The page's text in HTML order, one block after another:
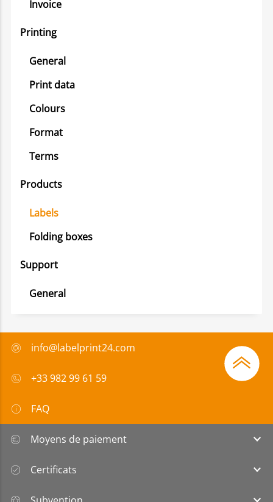
Invoice
Printing
General
Print data
Colours
Format
Terms
Products
Labels
Folding boxes
Support
General
info@labelprint24.com
+33 982 99 61 59
FAQ
Moyens de paiement
Certificats